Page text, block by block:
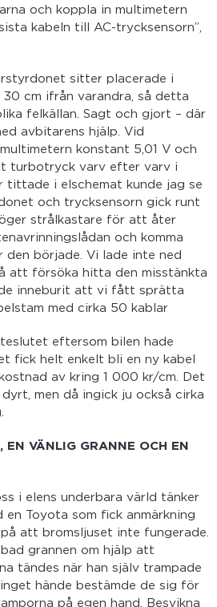
och koppla in multimetern
kabeln till AC-trycksensorn”,
sitter placerade i
cm ifrån varandra, så detta
felkällan. Sagt och gjort – där
avbitarens hjälp. Vid
konstant 5,01 V och
turbotryck varv efter varv i
tittade i elschemat kunde jag se
och trycksensorn gick runt
strålkastare för att åter
och komma
började. Vi lade inte ned
att försöka hitta den misstänkta
inneburit att vi fått sprätta
med cirka 50 kablar
eftersom bilen hade
fick helt enkelt bli en ny kabel
av kring 1 000 kr/cm. Det
men då ingick ju också cirka
EN VÄNLIG GRANNE OCH EN
i elens underbara värld tänker
Toyota som fick anmärkning
att bromsljuset inte fungerade.
grannen om hjälp att
tändes när han själv trampade
hände bestämde de sig för
på egen hand. Besvikna